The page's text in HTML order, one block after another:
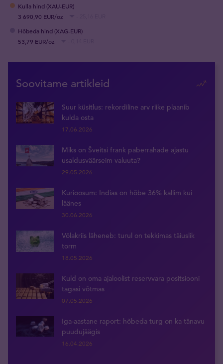
Kulla hind (XAU-EUR)
3 690,90 EUR/oz
Hõbeda hind (XAG-EUR)
53,79 EUR/oz
Soovitame artikleid
Suur küsitlus: rekordiline arv riike plaanib
kulda osta
17.06.2026
Miks on Šveitsi frank paberrahade ajastu
usaldusväärseim valuuta?
29.05.2026
Kurioosum: Indias on hõbe 36% kallim kui
läänes
30.06.2026
Võlakriis läheneb: turul on tekkimas täiuslik
torm
18.05.2026
Kuld on oma ajaloolist reservvara positsiooni
tagasi võtmas
07.05.2026
Iga-aastane raport: hõbeda turg on ka tänavu
puudujäägis
16.04.2026